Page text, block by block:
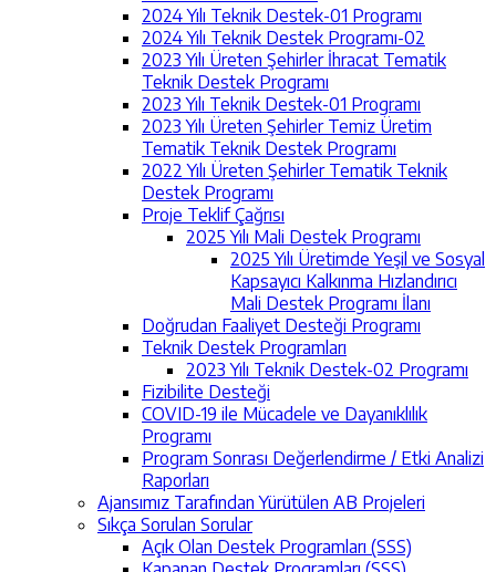
2024 Yılı Teknik Destek-01 Programı
2024 Yılı Teknik Destek Programı-02
2023 Yılı Üreten Şehirler İhracat Tematik
Teknik Destek Programı
2023 Yılı Teknik Destek-01 Programı
2023 Yılı Üreten Şehirler Temiz Üretim
Tematik Teknik Destek Programı
2022 Yılı Üreten Şehirler Tematik Teknik
Destek Programı
Proje Teklif Çağrısı
2025 Yılı Mali Destek Programı
2025 Yılı Üretimde Yeşil ve Sosyal
Kapsayıcı Kalkınma Hızlandırıcı
Mali Destek Programı İlanı
Doğrudan Faaliyet Desteği Programı
Teknik Destek Programları
2023 Yılı Teknik Destek-02 Programı
Fizibilite Desteği
COVID-19 ile Mücadele ve Dayanıklılık
Programı
Program Sonrası Değerlendirme / Etki Analizi
Raporları
Ajansımız Tarafından Yürütülen AB Projeleri
Sıkça Sorulan Sorular
Açık Olan Destek Programları (SSS)